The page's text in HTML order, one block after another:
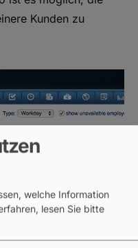
Kunden zu
welche Information
lesen Sie bitte